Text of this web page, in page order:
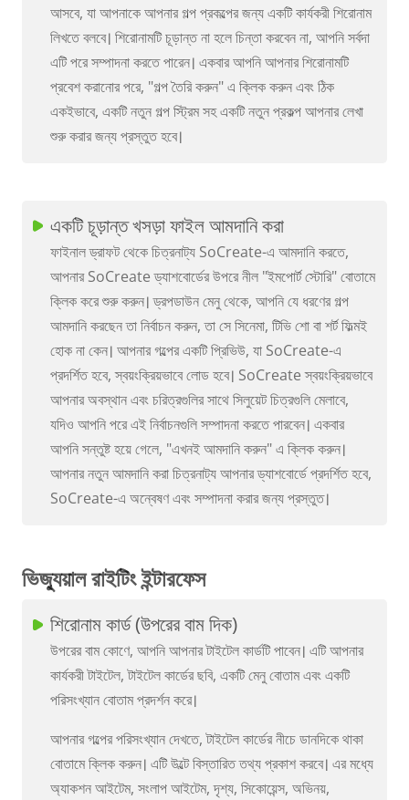
আসবে, যা আপনাকে আপনার গল্প প্রকল্পের জন্য একটি কার্যকরী শিরোনাম
লিখতে বলবে। শিরোনামটি চূড়ান্ত না হলে চিন্তা করবেন না, আপনি সর্বদা
এটি পরে সম্পাদনা করতে পারেন। একবার আপনি আপনার শিরোনামটি
প্রবেশ করানোর পরে, "গল্প তৈরি করুন" এ ক্লিক করুন এবং ঠিক
একইভাবে, একটি নতুন গল্প স্ট্রিম সহ একটি নতুন প্রকল্প আপনার লেখা
শুরু করার জন্য প্রস্তুত হবে।
একটি চূড়ান্ত খসড়া ফাইল আমদানি করা
ফাইনাল ড্রাফট থেকে চিত্রনাট্য SoCreate-এ আমদানি করতে,
আপনার SoCreate ড্যাশবোর্ডের উপরে নীল "ইমপোর্ট স্টোরি" বোতামে
ক্লিক করে শুরু করুন। ড্রপডাউন মেনু থেকে, আপনি যে ধরণের গল্প
আমদানি করছেন তা নির্বাচন করুন, তা সে সিনেমা, টিভি শো বা শর্ট ফিল্মই
হোক না কেন। আপনার গল্পের একটি প্রিভিউ, যা SoCreate-এ
প্রদর্শিত হবে, স্বয়ংক্রিয়ভাবে লোড হবে। SoCreate স্বয়ংক্রিয়ভাবে
আপনার অবস্থান এবং চরিত্রগুলির সাথে সিলুয়েট চিত্রগুলি মেলাবে,
যদিও আপনি পরে এই নির্বাচনগুলি সম্পাদনা করতে পারবেন। একবার
আপনি সন্তুষ্ট হয়ে গেলে, "এখনই আমদানি করুন" এ ক্লিক করুন।
আপনার নতুন আমদানি করা চিত্রনাট্য আপনার ড্যাশবোর্ডে প্রদর্শিত হবে,
SoCreate-এ অন্বেষণ এবং সম্পাদনা করার জন্য প্রস্তুত।
ভিজ্যুয়াল রাইটিং ইন্টারফেস
শিরোনাম কার্ড (উপরের বাম দিক)
উপরের বাম কোণে, আপনি আপনার টাইটেল কার্ডটি পাবেন। এটি আপনার
কার্যকরী টাইটেল, টাইটেল কার্ডের ছবি, একটি মেনু বোতাম এবং একটি
পরিসংখ্যান বোতাম প্রদর্শন করে।
আপনার গল্পের পরিসংখ্যান দেখতে, টাইটেল কার্ডের নীচে ডানদিকে থাকা
বোতামে ক্লিক করুন। এটি উল্টে বিস্তারিত তথ্য প্রকাশ করবে। এর মধ্যে
অ্যাকশন আইটেম, সংলাপ আইটেম, দৃশ্য, সিকোয়েন্স, অভিনয়,